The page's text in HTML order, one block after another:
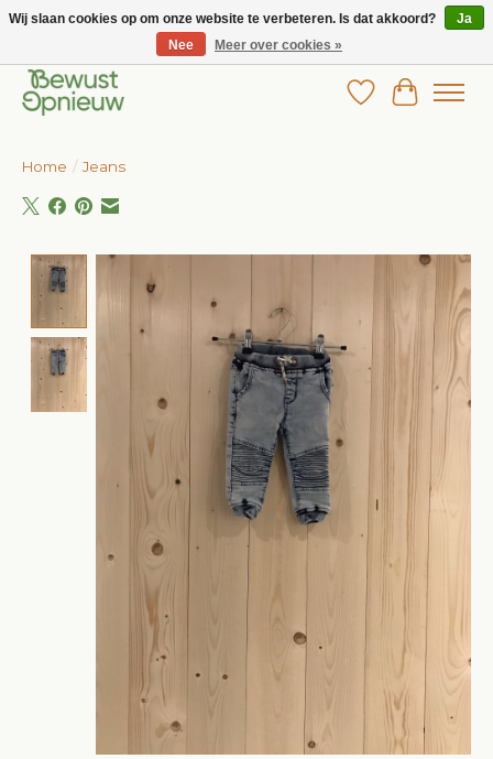
Wij bieden het grootste aanbod in betaalbare kinderkleding!
Verlanglijst
Home / Jeans
Product image slideshow Items
Wij slaan cookies op om onze website te verbeteren. Is dat akkoord?
Ja
Nee
Meer over cookies »